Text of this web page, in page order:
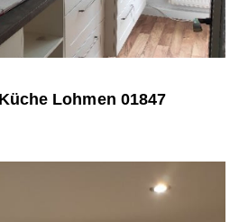
Lohmen 01847